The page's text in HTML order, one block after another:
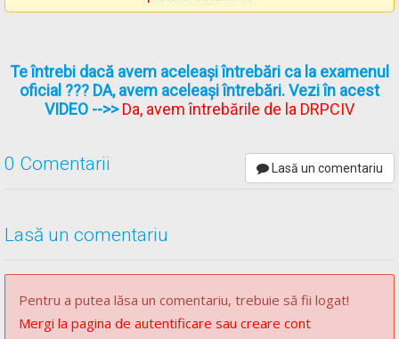
Te întrebi dacă avem aceleași întrebări ca la examenul
oficial ??? DA, avem aceleași întrebări. Vezi în acest
VIDEO -->>Da, avem întrebările de la DRPCIV
0 Comentarii Lasă un comentariu
Lasă un comentariu
Pentru a putea lăsa un comentariu, trebuie să fii logat!
Mergi la pagina de autentificare sau creare cont